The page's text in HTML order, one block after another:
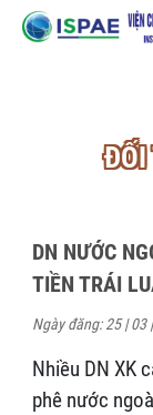
ĐỐI
DN NƯỚC
TIỀN TRÁI
Ngày đăng: 25 | 03
Nhiều DN XK
phê nước